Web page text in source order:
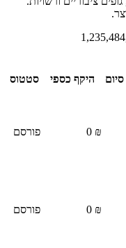
היקף כספי
סטטוס
₪ 0 פורסם
₪ 0 פורסם